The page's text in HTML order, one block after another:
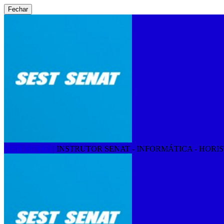
Fechar
SEST SENAT | INSTRUTOR SENAT - INFORMÁTICA -